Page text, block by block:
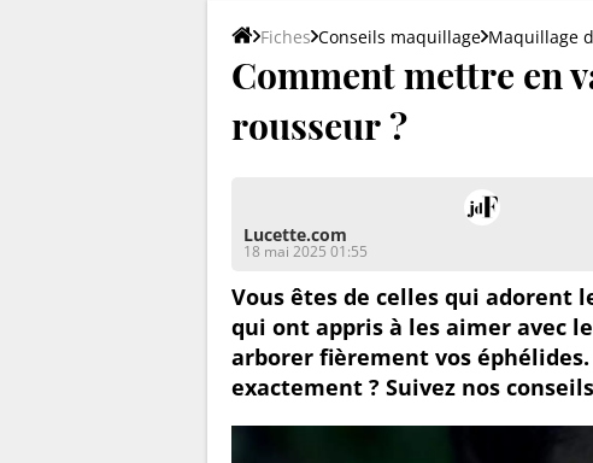
Fiches Conseils maquillage Maquillage
Comment mettre en
rousseur ?
Lucette.com
18 mai 2025 01:55
Vous êtes de celles qui adorent
qui ont appris à les aimer avec
arborer fièrement vos
exactement ? Suivez nos